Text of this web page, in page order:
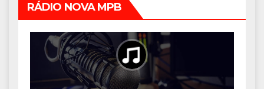
RÁDIO NOVA MPB